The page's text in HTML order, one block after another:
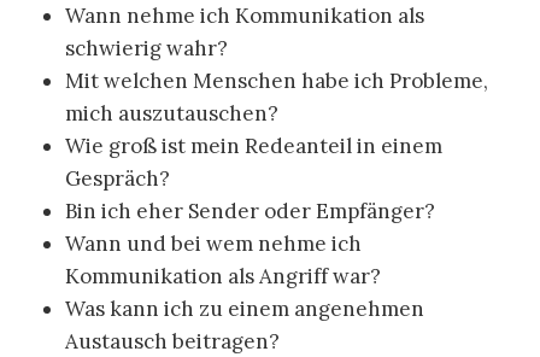
Wann nehme ich Kommunikation als
schwierig wahr?
Mit welchen Menschen habe ich Probleme,
mich auszutauschen?
Wie groß ist mein Redeanteil in einem
Gespräch?
Bin ich eher Sender oder Empfänger?
Wann und bei wem nehme ich
Kommunikation als Angriff war?
Was kann ich zu einem angenehmen
Austausch beitragen?